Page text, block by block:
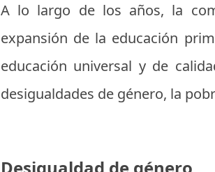
A lo largo de los años, la
expansión de la educación
educación universal y de
desigualdades de género, la